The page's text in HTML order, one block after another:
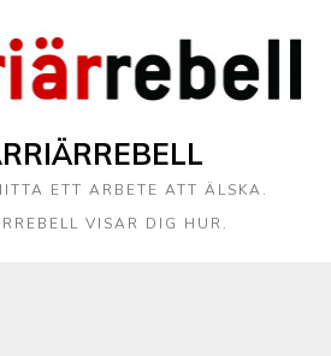
ETT ARBETE ATT ÄLSKA.
VISAR DIG HUR.